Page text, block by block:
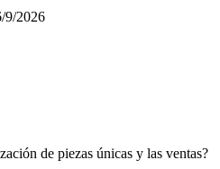
9/2026
de piezas únicas y las ventas?